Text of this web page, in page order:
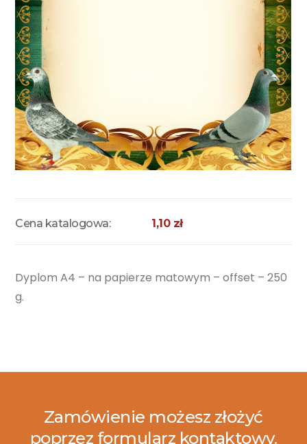
Cena katalogowa: 1,10 zł
Dyplom A4 – na papierze matowym – offset – 250
g.
Zamówienie możesz złożyć
poprzez formularz kontaktowy.